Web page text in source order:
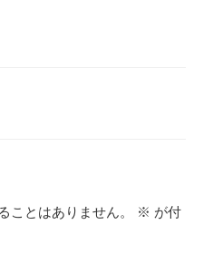
ことはありません。 ※ が付